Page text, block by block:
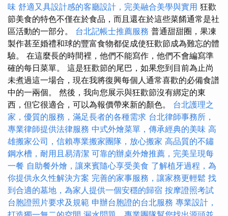
味 舒適又具設計感的客廳設計，完美融合美學與實用 狂歡
節美食的特色不僅在於食品，而且還在於這些菜餚通常是社
區活動的一部分。 台北記帳士推薦服務 普通甜甜圈，果凍
製作甚至婚禮和球的豐富食物都促成使狂歡節成為難忘的體
驗。 在這麼長的時間裡，他們不能寫作，他們不會編寫準
確的每日菜單。 這是狂歡節的尾巴，如果您到目前為止尚
未煮過這一場合，現在我將復興每個人通常喜歡的必備食譜
中的一兩個。 然後，我向您展示與狂歡節沒有綁定的東
西，但它很適合，可以為報價帶來新的顏色。 台北護理之
家，優質的服務，滿足長者的各種需求 台北律師事務所，
專業律師提供法律服務 中式外燴菜單，傳承經典的美味 高
雄搬家公司，信賴專業搬家團隊，放心搬家 高品質的不鏽
鋼水槽，耐用且易清潔 可靠的辦桌外燴推薦，完美呈現每
一餐 自助餐外燴，讓來賓隨心享受美食 了解植牙過程，為
你提供永久性解決方案 完善的家事服務，讓家務更輕鬆 找
到合適的墓地，為家人提供一個安穩的歸宿 按摩證照考試
台胞證照片要求及規範 申辦台胞證的台北服務 專業設計，